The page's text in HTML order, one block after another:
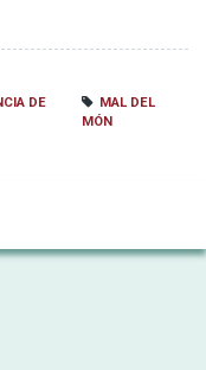
DE
MAL DEL
MÓN